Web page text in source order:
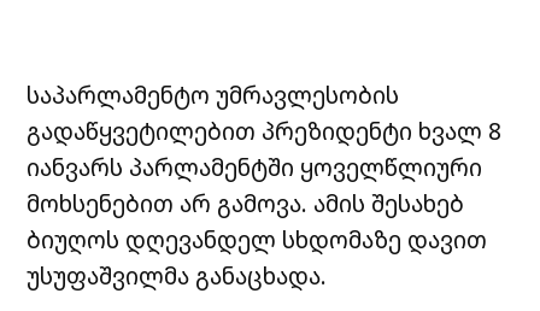
საპარლამენტო უმრავლესობის
გადაწყვეტილებით პრეზიდენტი ხვალ 8
იანვარს პარლამენტში ყოველწლიური
მოხსენებით არ გამოვა. ამის შესახებ
ბიუღოს დღევანდელ სხდომაზე დავით
უსუფაშვილმა განაცხადა.